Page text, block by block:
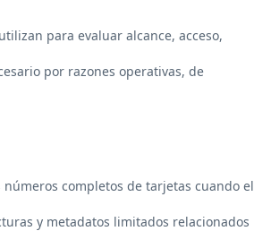
para evaluar alcance, acceso,
por razones operativas, de
completos de tarjetas cuando el
y metadatos limitados relacionados